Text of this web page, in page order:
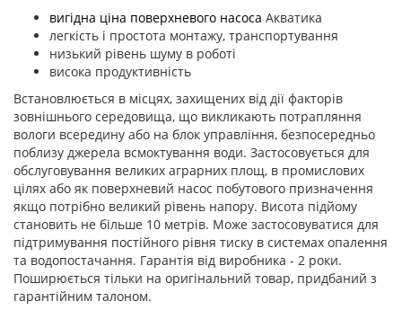
вигідна ціна поверхневого насоса Акватика
легкість і простота монтажу, транспортування
низький рівень шуму в роботі
висока продуктивність
Встановлюється в місцях, захищених від дії факторів
зовнішнього середовища, що викликають потрапляння
вологи всередину або на блок управління, безпосередньо
поблизу джерела всмоктування води. Застосовується для
обслуговування великих аграрних площ, в промислових
цілях або як поверхневий насос побутового призначення
якщо потрібно великий рівень напору. Висота підйому
становить не більше 10 метрів. Може застосовуватися для
підтримування постійного рівня тиску в системах опалення
та водопостачання. Гарантія від виробника - 2 роки.
Поширюється тільки на оригінальний товар, придбаний з
гарантійним талоном.